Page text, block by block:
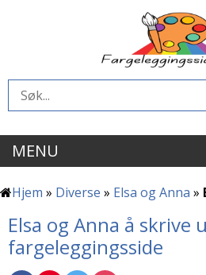
MENU
Hjem » Diverse » Elsa og Anna »
Elsa og Anna å skrive
fargeleggingsside